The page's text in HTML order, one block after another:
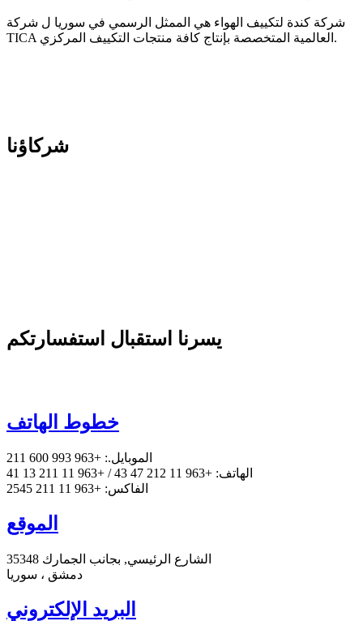
شركة كندة لتكييف الهواء هي الممثل الرسمي في سوريا ل شركة
TICA العالمية المتخصصة بإنتاج كافة منتجات التكييف المركزي.
شركاؤنا
يسرنا استقبال استفسارتكم
خطوط الهاتف
الموبايل.: +963 993 600 211
الهاتف: +963 11 212 47 43 / +963 11 211 13 41
الفاكس: +963 11 211 2545
الموقع
35348 الشارع الرئيسي, بجانب الجمارك
دمشق ، سوريا
البريد الإلكتروني